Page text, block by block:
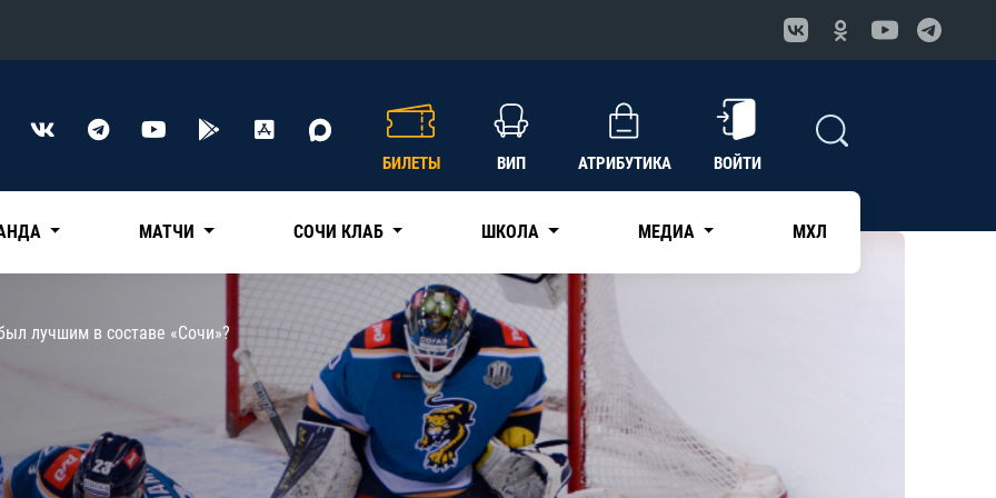
Конференция «Восток»
Трактор
Авангард
Адмирал
КХЛ
БИЛЕТЫ ВИП АТРИБУТИКА ВОЙТИ
МАТЧИ СОЧИ КЛАБ ШКОЛА МЕДИА МХЛ
лучшим в составе «Сочи»?